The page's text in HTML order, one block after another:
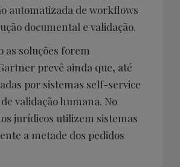
automatizada de workflows
documental e validação.
as soluções forem
prevê ainda que, até
por sistemas self-service
validação humana. No
jurídicos utilizem sistemas
a metade dos pedidos